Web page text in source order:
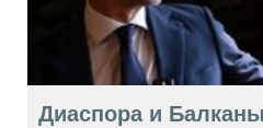
Диаспора и Балканы